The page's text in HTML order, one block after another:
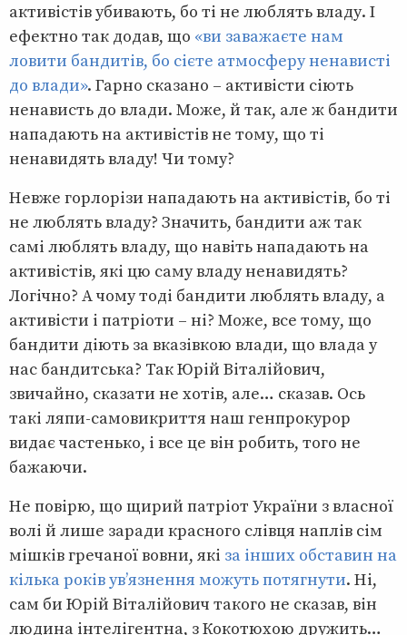
активістів убивають, бо ті не люблять владу. І
ефектно так додав, що «ви заважаєте нам
ловити бандитів, бо сієте атмосферу ненависті
до влади». Гарно сказано – активісти сіють
ненависть до влади. Може, й так, але ж бандити
нападають на активістів не тому, що ті
ненавидять владу! Чи тому?
Невже горлорізи нападають на активістів, бо ті
не люблять владу? Значить, бандити аж так
самі люблять владу, що навіть нападають на
активістів, які цю саму владу ненавидять?
Логічно? А чому тоді бандити люблять владу, а
активісти і патріоти – ні? Може, все тому, що
бандити діють за вказівкою влади, що влада у
нас бандитська? Так Юрій Віталійович,
звичайно, сказати не хотів, але… сказав. Ось
такі ляпи-самовикриття наш генпрокурор
видає частенько, і все це він робить, того не
бажаючи.
Не повірю, що щирий патріот України з власної
волі й лише заради красного слівця наплів сім
мішків гречаної вовни, які за інших обставин на
кілька років ув’язнення можуть потягнути. Ні,
сам би Юрій Віталійович такого не сказав, він
людина інтелігентна, з Кокотюхою дружить…